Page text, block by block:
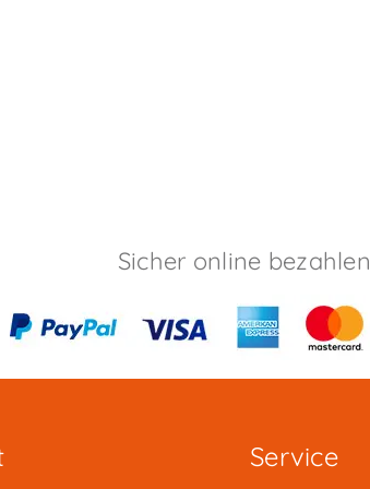
Sicher online bezahlen
Service